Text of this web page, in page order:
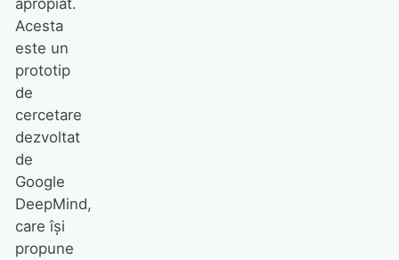
Acesta
este un
prototip
de
cercetare
dezvoltat
de
Google
DeepMind,
care își
propune